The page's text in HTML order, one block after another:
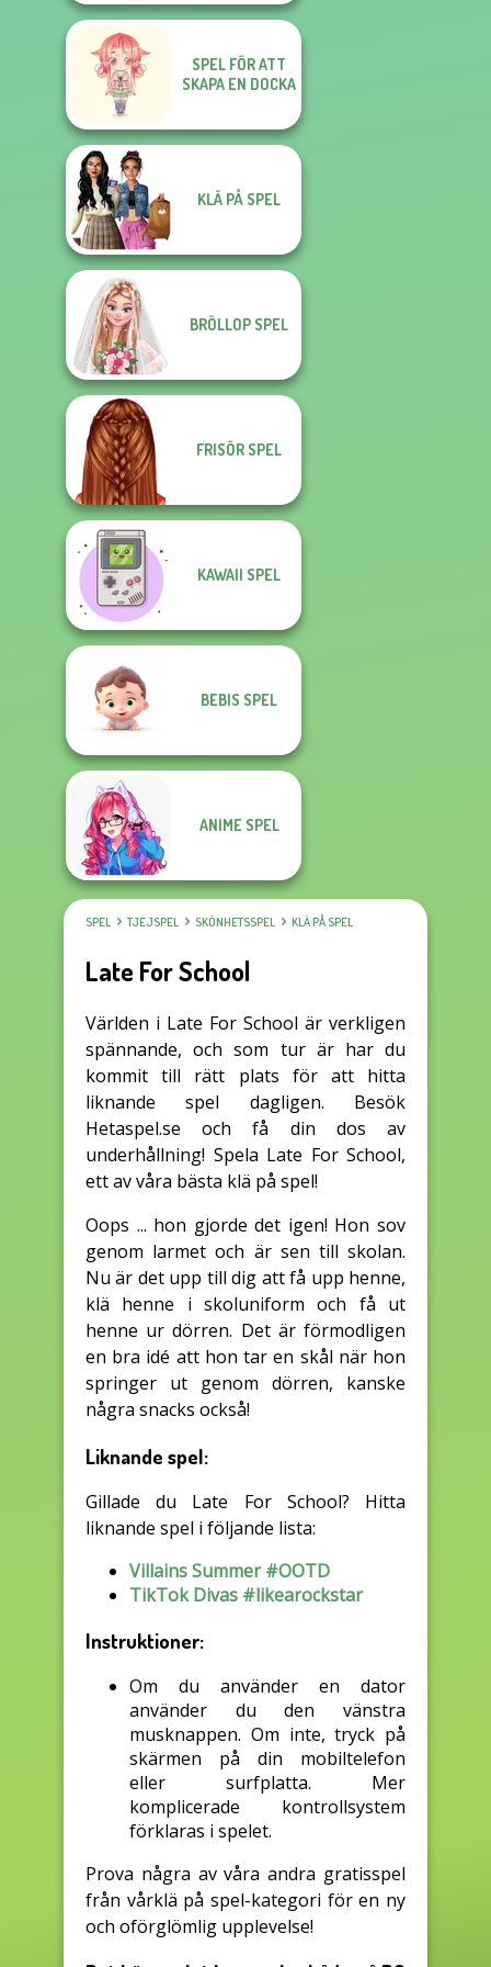
SPEL FÖR ATT
SKAPA EN DOCKA
KLÄ PÅ SPEL
BRÖLLOP SPEL
FRISÖR SPEL
KAWAII SPEL
BEBIS SPEL
ANIME SPEL
SPEL TJEJSPEL SKÖNHETSSPEL KLÄ PÅ SPEL
Late For School
Världen i Late For School är verkligen
spännande, och som tur är har du
kommit till rätt plats för att hitta
liknande spel dagligen. Besök
Hetaspel.se och få din dos av
underhållning! Spela Late For School,
ett av våra bästa klä på spel!
Oops ... hon gjorde det igen! Hon sov
genom larmet och är sen till skolan.
Nu är det upp till dig att få upp henne,
klä henne i skoluniform och få ut
henne ur dörren. Det är förmodligen
en bra idé att hon tar en skål när hon
springer ut genom dörren, kanske
några snacks också!
Liknande spel:
Gillade du Late For School? Hitta
liknande spel i följande lista:
Villains Summer #OOTD
TikTok Divas #likearockstar
Instruktioner:
Om du använder en dator
använder du den vänstra
musknappen. Om inte, tryck på
skärmen på din mobiltelefon
eller surfplatta. Mer
komplicerade kontrollsystem
förklaras i spelet.
Prova några av våra andra gratisspel
från vårklä på spel-kategori för en ny
och oförglömlig upplevelse!